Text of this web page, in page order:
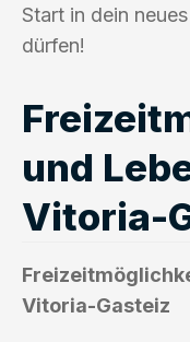
Start in dein
dürfen!
und
Vitoria-
Vitoria-Gasteiz